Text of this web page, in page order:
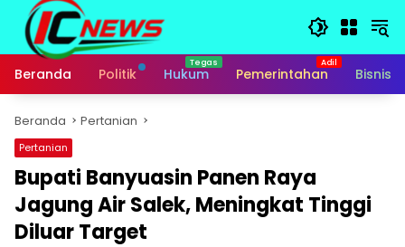
Langsung
konten
Beranda
Politik Hukum Pemerintahan Bisnis
Beranda Pertanian
Pertanian
Bupati Banyuasin Panen Raya
Jagung Air Salek, Meningkat Tinggi
Diluar Target